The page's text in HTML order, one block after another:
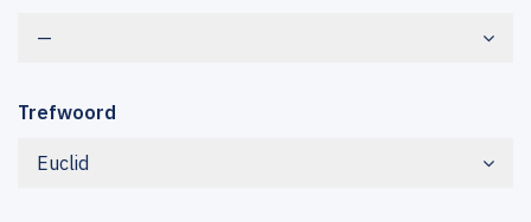
—
Trefwoord
Euclid